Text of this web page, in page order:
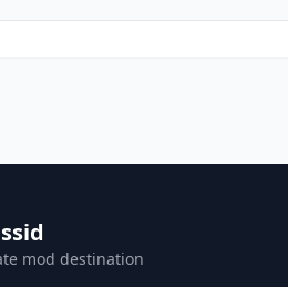
mod destination